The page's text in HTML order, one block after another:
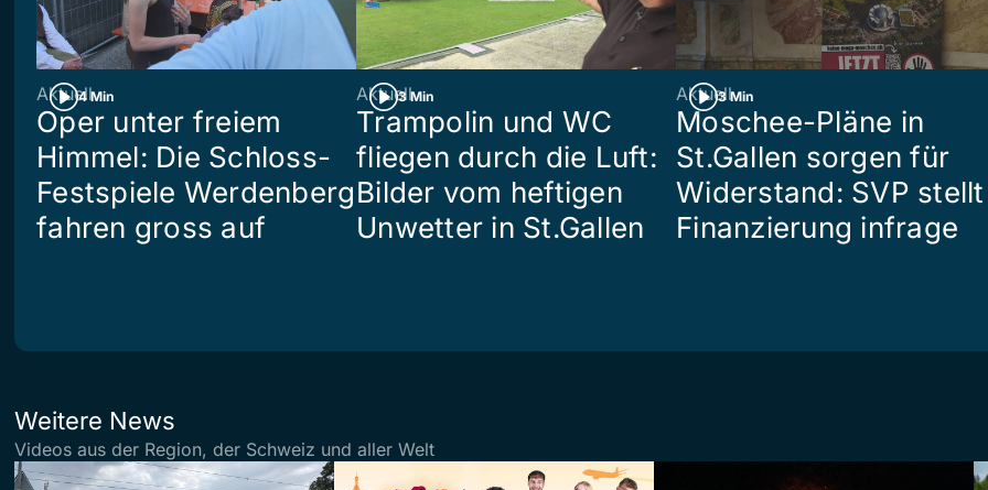
4 Min
Aktuell
Oper unter freiem
Himmel: Die Schloss-
Festspiele Werdenberg
fahren gross auf
3 Min
Aktuell
Trampolin und WC
fliegen durch die Luft:
Bilder vom heftigen
Unwetter in St.Gallen
3 Min
Aktuell
Moschee-Pläne in
St.Gallen sorgen für
Widerstand: SVP stellt
Finanzierung infrage
Weitere News
Videos aus der Region, der Schweiz und aller Welt